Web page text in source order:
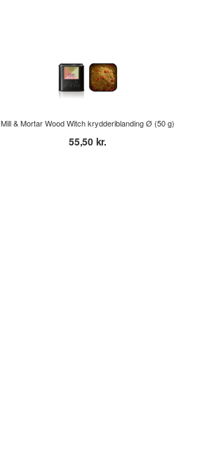
Mill & Mortar Wood Witch krydderiblanding Ø (50 g)
55,50 kr.